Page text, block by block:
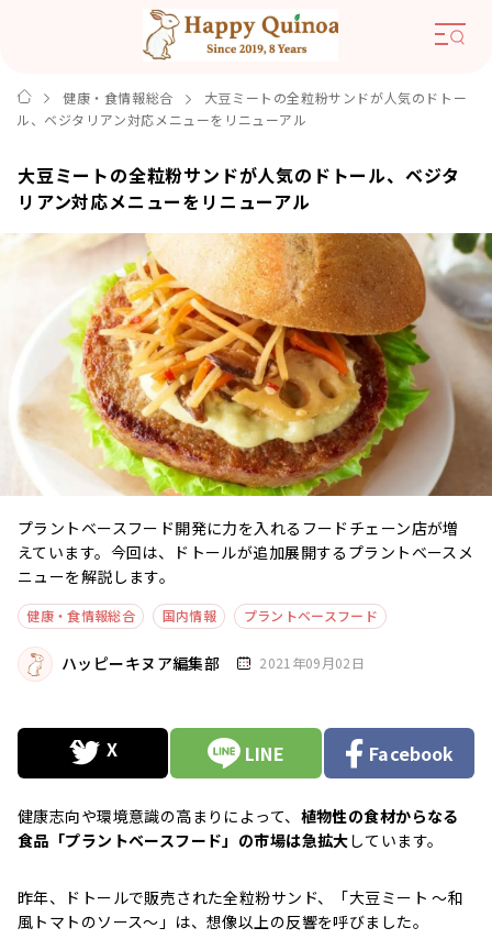
健康・食情報総合
大豆ミートの全粒粉サンドが人気のドトー
ル、ベジタリアン対応メニューをリニューアル
大豆ミートの全粒粉サンドが人気のドトール、ベジタ
リアン対応メニューをリニューアル
プラントベースフード開発に力を入れるフードチェーン店が増
えています。今回は、ドトールが追加展開するプラントベースメ
ニューを解説します。
健康・食情報総合 国内情報 プラントベースフード
ハッピーキヌア編集部 2021年09月02日
LINE Facebook
健康志向や環境意識の高まりによって、 植物性の食材からなる
食品「プラントベースフード」の市場は急拡大 しています。
昨年、ドトールで販売された全粒粉サンド、「大豆ミート ～和
風トマトのソース～」は、想像以上の反響を呼びました。